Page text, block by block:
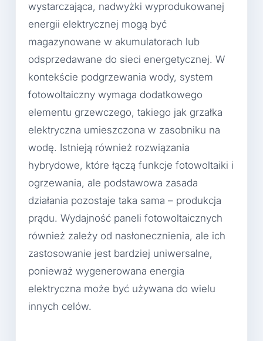
wystarczająca, nadwyżki wyprodukowanej
energii elektrycznej mogą być
magazynowane w akumulatorach lub
odsprzedawane do sieci energetycznej. W
kontekście podgrzewania wody, system
fotowoltaiczny wymaga dodatkowego
elementu grzewczego, takiego jak grzałka
elektryczna umieszczona w zasobniku na
wodę. Istnieją również rozwiązania
hybrydowe, które łączą funkcje fotowoltaiki i
ogrzewania, ale podstawowa zasada
działania pozostaje taka sama – produkcja
prądu. Wydajność paneli fotowoltaicznych
również zależy od nasłonecznienia, ale ich
zastosowanie jest bardziej uniwersalne,
ponieważ wygenerowana energia
elektryczna może być używana do wielu
innych celów.